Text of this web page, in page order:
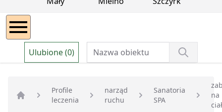
Ulubione (0)
Strona główna
Profile
leczenia
narząd
ruchu
Sanatoria
SPA
na